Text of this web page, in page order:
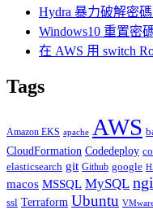
Hydra 暴力破解密
Windows10 重置密
在 AWS 用 switch
Tags
Amazon EKS apache AWS
CloudFormation Codedeploy
elasticsearch git Github google
macos MSSQL MySQL
ssl Terraform Ubuntu